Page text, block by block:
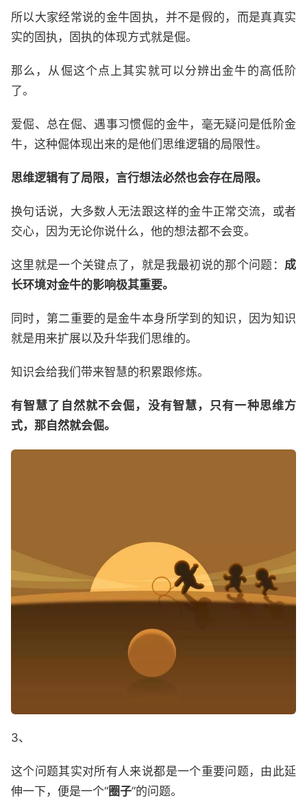
所以大家经常说的金牛固执，并不是假的，而是真真实
实的固执，固执的体现方式就是倔。
那么，从倔这个点上其实就可以分辨出金牛的高低阶
了。
爱倔、总在倔、遇事习惯倔的金牛，毫无疑问是低阶金
牛，这种倔体现出来的是他们思维逻辑的局限性。
思维逻辑有了局限，言行想法必然也会存在局限。
换句话说，大多数人无法跟这样的金牛正常交流，或者
交心，因为无论你说什么，他的想法都不会变。
这里就是一个关键点了，就是我最初说的那个问题： 成
长环境对金牛的影响极其重要。
同时，第二重要的是金牛本身所学到的知识，因为知识
就是用来扩展以及升华我们思维的。
知识会给我们带来智慧的积累跟修炼。
有智慧了自然就不会倔，没有智慧，只有一种思维方
式，那自然就会倔。
3、
这个问题其实对所有人来说都是一个重要问题，由此延
伸一下，便是一个“圈子”的问题。